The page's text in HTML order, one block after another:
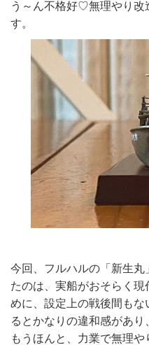
う～ん不格好♡無理やり改
す。
今回、フルハルの「新生
たのは、実船がおそらく
めに、設定上の戦後間も
るとかなりの違和感があり
もうほんと、力業で無理